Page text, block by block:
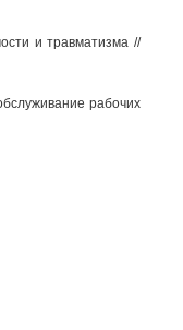
и травматизма //
рабочих